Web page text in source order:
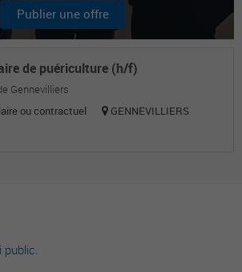
Publier une offre
de puériculture (h/f)
Gennevilliers
ou contractuel
GENNEVILLIERS
public.